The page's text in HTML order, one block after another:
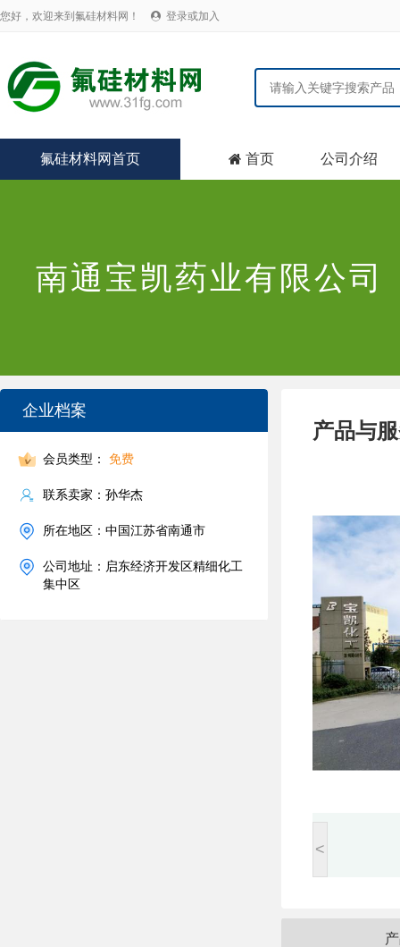
您好，欢迎来到氟硅材料网！  登录或加入
氟硅材料网首页  首页 公司介绍
南通宝凯药业有限公司
企业档案
会员类型： 免费
联系卖家：孙华杰
所在地区：中国江苏省南通市
公司地址：启东经济开发区精细化工
集中区
产品与
<